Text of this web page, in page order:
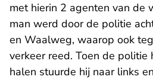
met hierin 2 agenten van de
man werd door de politie
en Waalweg, waarop ook
verkeer reed. Toen de politie
halen stuurde hij naar links